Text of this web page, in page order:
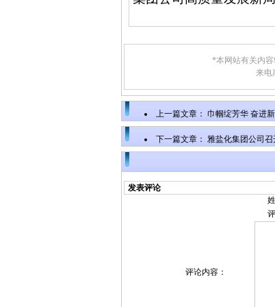
*本网站有关内
来电
上一篇文章： 巾帼绽芳华 奋进
下一篇文章： 雅盐化集团公司
发表评论
评论内容：